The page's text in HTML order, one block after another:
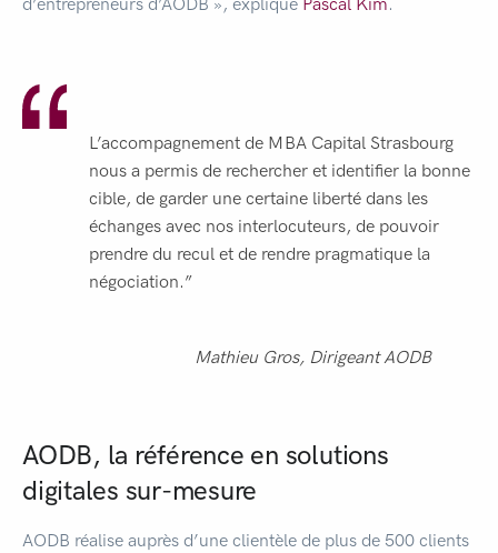
L’accompagnement de MBA Capital Strasbourg
nous a permis de rechercher et identifier la bonne
cible, de garder une certaine liberté dans les
échanges avec nos interlocuteurs, de pouvoir
prendre du recul et de rendre pragmatique la
négociation.”
Mathieu Gros, Dirigeant AODB
AODB, la référence en solutions
digitales sur-mesure
AODB réalise auprès d’une clientèle de plus de 500 clients